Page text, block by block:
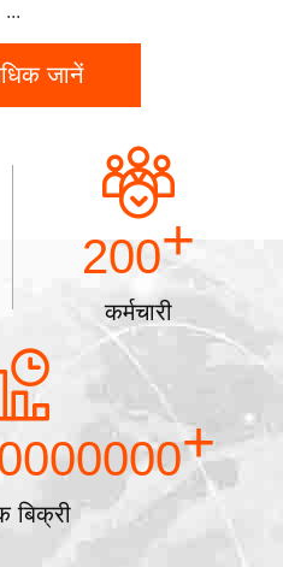
...
जानें
200+
कर्मचारी
+
बिक्री